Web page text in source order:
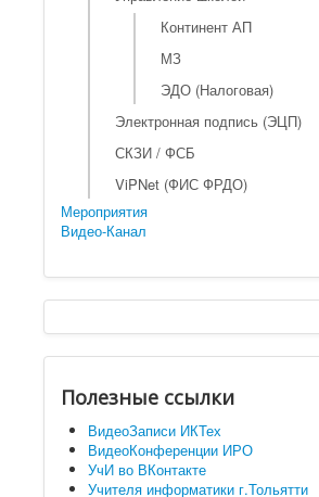
Континент АП
МЗ
ЭДО (Налоговая)
Электронная подпись (ЭЦП)
СКЗИ / ФСБ
ViPNet (ФИС ФРДО)
Мероприятия
Видео-Канал
Полезные ссылки
ВидеоЗаписи ИКТех
ВидеоКонференции ИРО
УчИ во ВКонтакте
Учителя информатики г.Тольятти